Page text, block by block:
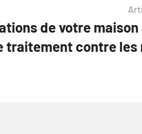
de votre maison
traitement contre les